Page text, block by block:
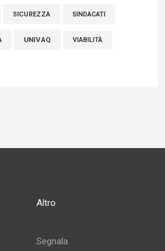
SICUREZZA SINDACATI
UNIVAQ VIABILITÀ
Altro
Segnala